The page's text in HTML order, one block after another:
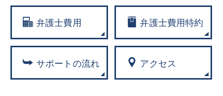
弁護士費用 弁護士費用特約
サポートの流れ アクセス